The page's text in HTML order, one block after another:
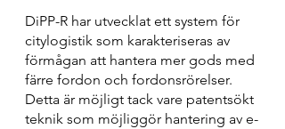
DiPP-R har utvecklat ett system för
citylogistik som karakteriseras av
förmågan att hantera mer gods med
färre fordon och fordonsrörelser.
Detta är möjligt tack vare patentsökt
teknik som möjliggör hantering av e-